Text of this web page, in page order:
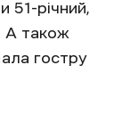
51-річний,
А також
гостру